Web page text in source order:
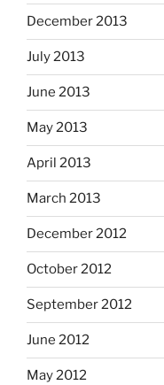
December 2013
July 2013
June 2013
May 2013
April 2013
March 2013
December 2012
October 2012
September 2012
June 2012
May 2012